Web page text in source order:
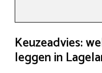
Keuzeadvies:
leggen in